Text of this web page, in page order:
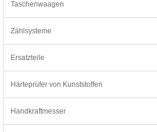
Taschenwaagen
Zählsysteme
Ersatzteile
Härteprüfer von Kunststoffen
Handkraftmesser